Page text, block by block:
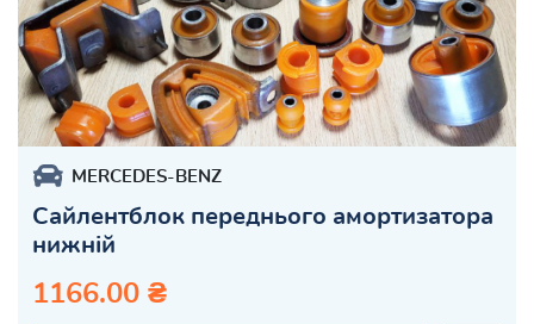
MERCEDES-BENZ
Сайлентблок переднього амортизатора
нижній
1166.00 ₴